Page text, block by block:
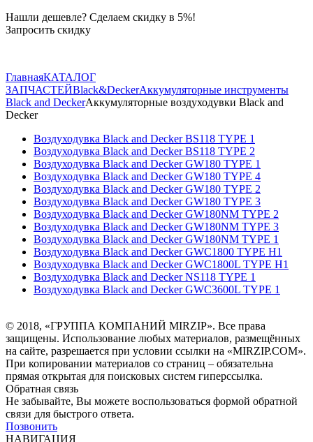
Нашли дешевле? Сделаем скидку в 5%!
Запросить скидку
ГлавнаяКАТАЛОГ
ЗАПЧАСТЕЙBlack&DeckerАккумуляторные инструменты
Black and DeckerАккумуляторные воздуходувки Black and
Decker
Воздуходувка Black and Decker BS118 TYPE 1
Воздуходувка Black and Decker BS118 TYPE 2
Воздуходувка Black and Decker GW180 TYPE 1
Воздуходувка Black and Decker GW180 TYPE 4
Воздуходувка Black and Decker GW180 TYPE 2
Воздуходувка Black and Decker GW180 TYPE 3
Воздуходувка Black and Decker GW180NM TYPE 2
Воздуходувка Black and Decker GW180NM TYPE 3
Воздуходувка Black and Decker GW180NM TYPE 1
Воздуходувка Black and Decker GWC1800 TYPE H1
Воздуходувка Black and Decker GWC1800L TYPE H1
Воздуходувка Black and Decker NS118 TYPE 1
Воздуходувка Black and Decker GWC3600L TYPE 1
© 2018, «ГРУППА КОМПАНИЙ MIRZIP». Все права
защищены. Использование любых материалов, размещённых
на сайте, разрешается при условии ссылки на «MIRZIP.COM».
При копировании материалов со страниц – обязательна
прямая открытая для поисковых систем гиперссылка.
Обратная связь
Не забывайте, Вы можете воспользоваться формой обратной
связи для быстрого ответа.
Позвонить
НАВИГАЦИЯ